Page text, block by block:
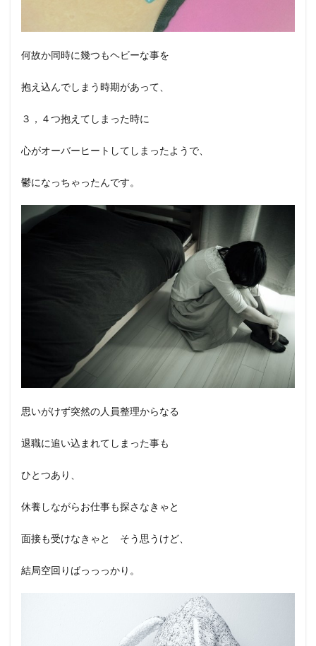
何故か同時に幾つもヘビーな事を
抱え込んでしまう時期があって、
３，４つ抱えてしまった時に
心がオーバーヒートしてしまったようで、
鬱になっちゃったんです。
思いがけず突然の人員整理からなる
退職に追い込まれてしまった事も
ひとつあり、
休養しながらお仕事も探さなきゃと
面接も受けなきゃと そう思うけど、
結局空回りばっっっかり。